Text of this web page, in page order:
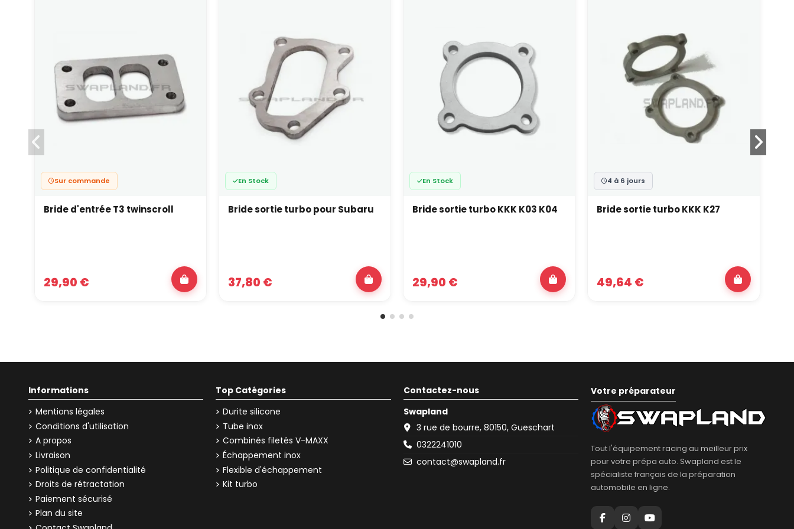
Sur commande
Bride d'entrée T3 twinscroll
29,90 €
En Stock
Bride sortie turbo pour Subaru
37,80 €
En Stock
Bride sortie turbo KKK K03 K04
29,90 €
4 à 6 jours
Bride sortie turbo KKK K27
49,64 €
Informations
Mentions légales
Conditions d'utilisation
A propos
Livraison
Politique de confidentialité
Droits de rétractation
Paiement sécurisé
Plan du site
Top Catégories
Durite silicone
Tube inox
Combinés filetés V-MAXX
Échappement inox
Flexible d'échappement
Kit turbo
Contactez-nous
Swapland
3 rue de bourre, 80150, Gueschart
0322241010
contact@swapland.fr
Votre préparateur
Tout l'équipement racing au meilleur prix
pour votre prépa auto. Swapland est le
spécialiste français de la préparation
automobile en ligne.